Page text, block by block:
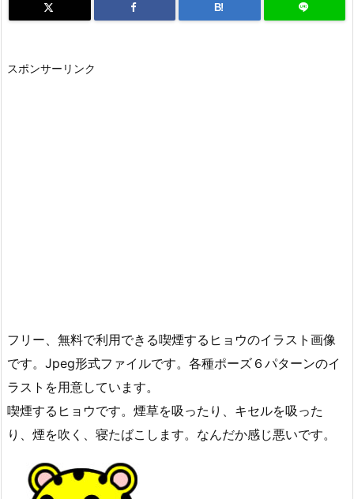
B!
スポンサーリンク
フリー、無料で利用できる喫煙するヒョウのイラスト画像
です。Jpeg形式ファイルです。各種ポーズ６パターンのイ
ラストを用意しています。
喫煙するヒョウです。煙草を吸ったり、キセルを吸った
り、煙を吹く、寝たばこします。なんだか感じ悪いです。